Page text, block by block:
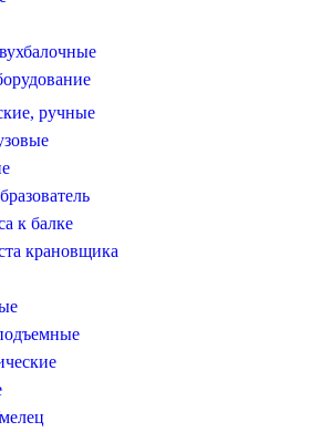
ручные
к балке
крановщика